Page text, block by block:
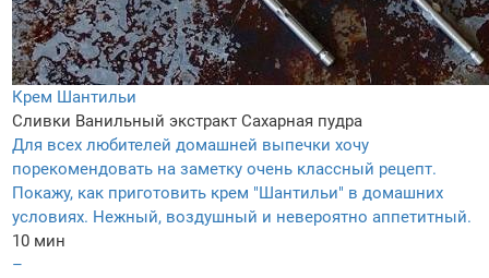
Крем Шантильи
Сливки Ванильный экстракт Сахарная пудра
Для всех любителей домашней выпечки хочу
порекомендовать на заметку очень классный рецепт.
Покажу, как приготовить крем "Шантильи" в домашних
условиях. Нежный, воздушный и невероятно аппетитный.
10 мин
–